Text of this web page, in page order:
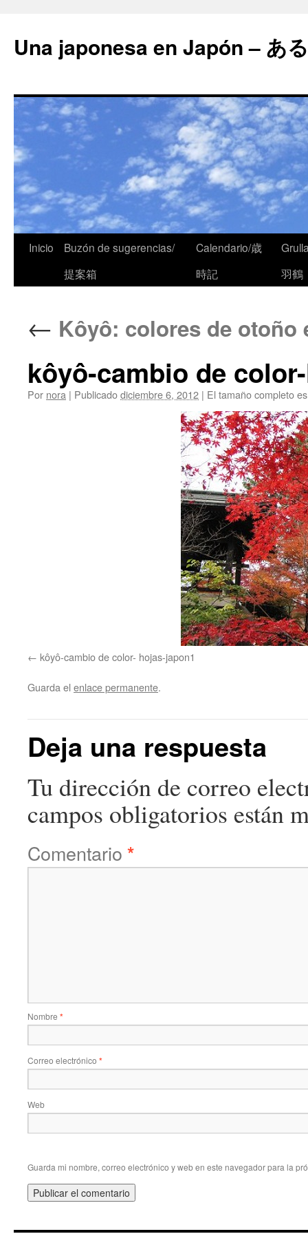
Una japonesa en Japón – あ
Inicio
Buzón de sugerencias/
提案箱
Calendario/歳
時記
羽鶴
← Kôyô: colores de otoño
kôyô-cambio de
Por nora | Publicadodiciembre 6, 2012 | El tamaño completo
kôyô-cambio de color- hojas-japon1
Guarda el enlace permanente.
Deja una respuesta
Tu dirección de correo
campos obligatorios están
Comentario *
Nombre *
Correo electrónico *
Web
Guarda mi nombre, correo electrónico y web en este navegador para la